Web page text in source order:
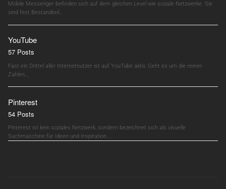
Mobile Messenger befinden sich auf dem gleichen Level wie soziale Netzwerke. Sie
sind fest Bestandteil…
YouTube
57 Posts
Fast ein Drittel aller Internetnutzer ist auf YouTube aktiv. Geht es um die reinen
Zahlen,…
Pinterest
54 Posts
Pinterest ist kein soziales Netzwerk, sondern bezeichnet sich als visuelle
Suchmaschine für Ideen und Inspiration.…